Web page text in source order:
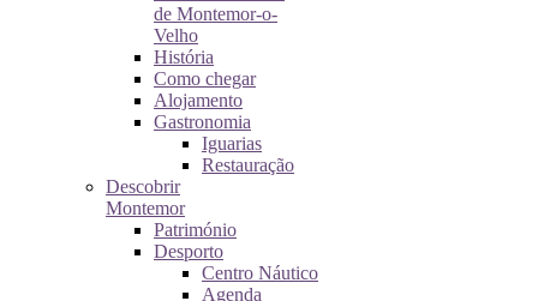
de Montemor-o-
Velho
História
Como chegar
Alojamento
Gastronomia
Iguarias
Restauração
Descobrir
Montemor
Património
Desporto
Centro Náutico
Agenda